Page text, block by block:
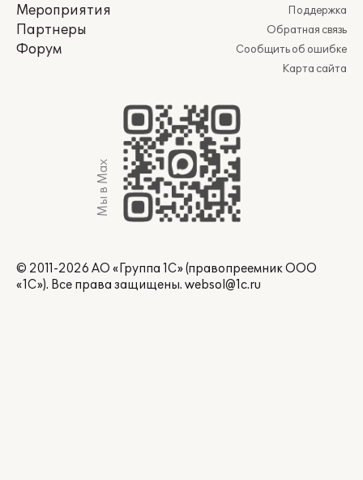
Мероприятия
Партнеры
Форум
Поддержка
Обратная связь
Сообщить об ошибке
Карта сайта
Мы в Max
© 2011-2026 АО «Группа 1С» (правопреемник ООО
«1С»). Все права защищены. websol@1c.ru